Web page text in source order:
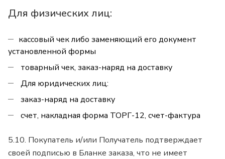
Для физических лиц:
кассовый чек либо заменяющий его документ
установленной формы
товарный чек, заказ-наряд на доставку
Для юридических лиц:
заказ-наряд на доставку
счет, накладная форма ТОРГ-12, счет-фактура
5.10. Покупатель и/или Получатель подтверждает
своей подписью в Бланке заказа, что не имеет